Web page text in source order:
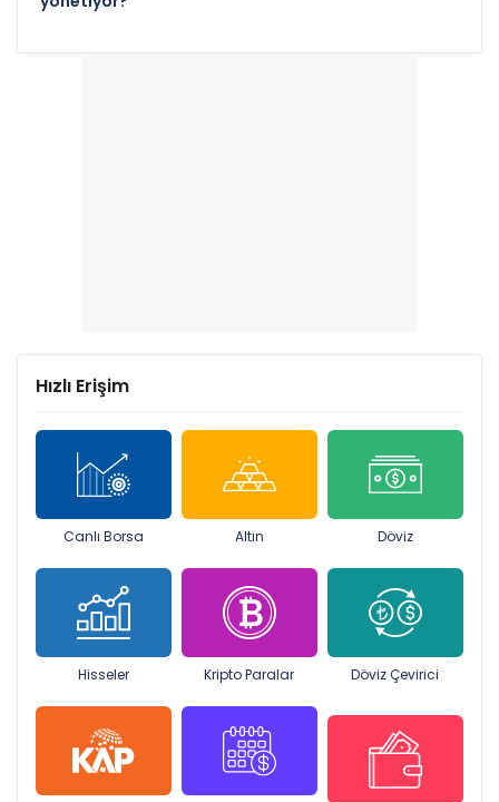
Hızlı Erişim
Canlı Borsa Altın Döviz
Hisseler Kripto Paralar Döviz Çevirici